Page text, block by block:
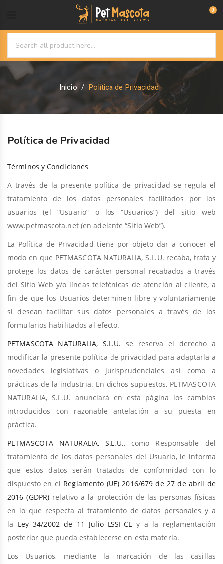
0
Inicio Política de Privacidad
Política de Privacidad
Términos y Condiciones
A través de la presente política de privacidad se regula el
tratamiento de los datos personales facilitados por los
usuarios (el “Usuario” o los “Usuarios”) del sitio web
www.petmascota.net (en adelante “Sitio Web”).
La Política de Privacidad tiene por objeto dar a conocer el
modo en que PETMASCOTA NATURALIA, S.L.U. recaba, trata y
protege los datos de carácter personal recabados a través
del Sitio Web y/o líneas telefónicas de atención al cliente, a
fin de que los Usuarios determinen libre y voluntariamente
si desean facilitar sus datos personales a través de los
formularios habilitados al efecto.
PETMASCOTA NATURALIA, S.L.U. se reserva el derecho a
modificar la presente política de privacidad para adaptarla a
novedades legislativas o jurisprudenciales así como a
prácticas de la industria. En dichos supuestos, PETMASCOTA
NATURALIA, S.L.U. anunciará en esta página los cambios
introducidos con razonable antelación a su puesta en
práctica.
PETMASCOTA NATURALIA, S.L.U., como Responsable del
tratamiento de los datos personales del Usuario, le informa
que estos datos serán tratados de conformidad con lo
dispuesto en el Reglamento (UE) 2016/679 de 27 de abril de
2016 (GDPR) relativo a la protección de las personas físicas
en lo que respecta al tratamiento de datos personales y a
la Ley 34/2002 de 11 Julio LSSI-CE y a la reglamentación
posterior que pueda establecerse en esta materia.
Los Usuarios, mediante la marcación de las casillas